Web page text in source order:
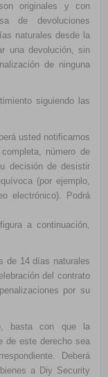
originales y con
de devoluciones
naturales desde la
una devolución, sin
de ninguna
siguiendo las
usted notificarnos
número de
decisión de desistir
(por ejemplo,
electrónico). Podrá
a continuación,
de 14 días naturales
del contrato
por su
basta con que la
de este derecho sea
Deberá
a Diy Security